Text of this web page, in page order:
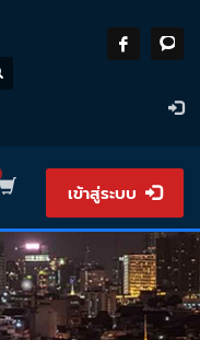
เข้าสู่ระบบ